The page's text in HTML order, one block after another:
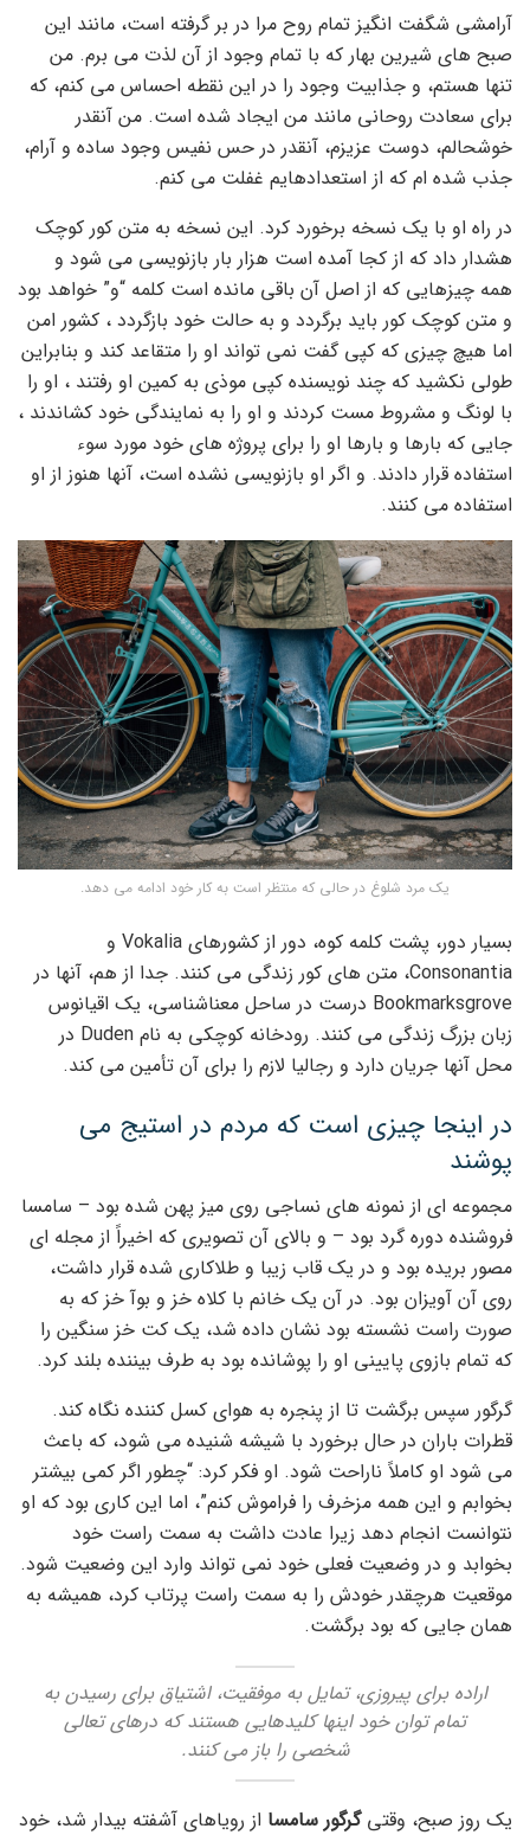
آرامشی شگفت انگیز تمام روح مرا در بر گرفته است، مانند این
صبح های شیرین بهار که با تمام وجود از آن لذت می برم. من
تنها هستم، و جذابیت وجود را در این نقطه احساس می کنم، که
برای سعادت روحانی مانند من ایجاد شده است. من آنقدر
خوشحالم، دوست عزیزم، آنقدر در حس نفیس وجود ساده و آرام،
جذب شده ام که از استعدادهایم غفلت می کنم.
در راه او با یک نسخه برخورد کرد. این نسخه به متن کور کوچک
هشدار داد که از کجا آمده است هزار بار بازنویسی می شود و
همه چیزهایی که از اصل آن باقی مانده است کلمه “و” خواهد بود
و متن کوچک کور باید برگردد و به حالت خود بازگردد ، کشور امن
اما هیچ چیزی که کپی گفت نمی تواند او را متقاعد کند و بنابراین
طولی نکشید که چند نویسنده کپی موذی به کمین او رفتند ، او را
با لونگ و مشروط مست کردند و او را به نمایندگی خود کشاندند ،
جایی که بارها و بارها او را برای پروژه های خود مورد سوء
استفاده قرار دادند. و اگر او بازنویسی نشده است، آنها هنوز از او
استفاده می کنند.
یک مرد شلوغ در حالی که منتظر است به کار خود ادامه می دهد.
بسیار دور، پشت کلمه کوه، دور از کشورهای Vokalia و
Consonantia، متن های کور زندگی می کنند. جدا از هم، آنها در
Bookmarksgrove درست در ساحل معناشناسی، یک اقیانوس
زبان بزرگ زندگی می کنند. رودخانه کوچکی به نام Duden در
محل آنها جریان دارد و رجالیا لازم را برای آن تأمین می کند.
در اینجا چیزی است که مردم در استیج می
پوشند
مجموعه ای از نمونه های نساجی روی میز پهن شده بود – سامسا
فروشنده دوره گرد بود – و بالای آن تصویری که اخیراً از مجله ای
مصور بریده بود و در یک قاب زیبا و طلاکاری شده قرار داشت،
روی آن آویزان بود. در آن یک خانم با کلاه خز و بوآ خز که به
صورت راست نشسته بود نشان داده شد، یک کت خز سنگین را
که تمام بازوی پایینی او را پوشانده بود به طرف بیننده بلند کرد.
گرگور سپس برگشت تا از پنجره به هوای کسل کننده نگاه کند.
قطرات باران در حال برخورد با شیشه شنیده می شود، که باعث
می شود او کاملاً ناراحت شود. او فکر کرد: “چطور اگر کمی بیشتر
بخوابم و این همه مزخرف را فراموش کنم”، اما این کاری بود که او
نتوانست انجام دهد زیرا عادت داشت به سمت راست خود
بخوابد و در وضعیت فعلی خود نمی تواند وارد این وضعیت شود.
موقعیت هرچقدر خودش را به سمت راست پرتاب کرد، همیشه به
همان جایی که بود برگشت.
اراده برای پیروزی، تمایل به موفقیت، اشتیاق برای رسیدن به
تمام توان خود اینها کلیدهایی هستند که درهای تعالی
شخصی را باز می کنند.
یک روز صبح، وقتیگرگور سامسا از رویاهای آشفته بیدار شد، خود